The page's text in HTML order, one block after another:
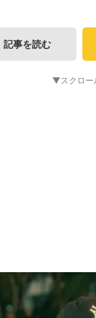
記事を読む
▼スクロー